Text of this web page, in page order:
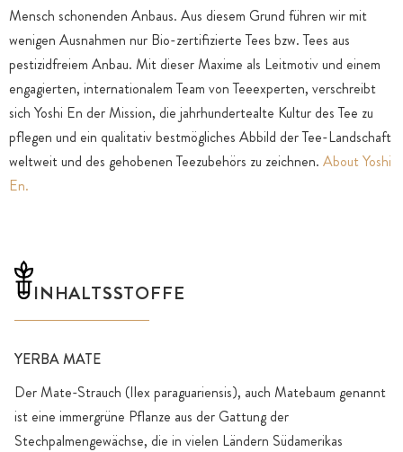
Mensch schonenden Anbaus. Aus diesem Grund führen wir mit
wenigen Ausnahmen nur Bio-zertifizierte Tees bzw. Tees aus
pestizidfreiem Anbau. Mit dieser Maxime als Leitmotiv und einem
engagierten, internationalem Team von Teeexperten, verschreibt
sich Yoshi En der Mission, die jahrhundertealte Kultur des Tee zu
pflegen und ein qualitativ bestmögliches Abbild der Tee-Landschaft
weltweit und des gehobenen Teezubehörs zu zeichnen. About Yoshi
En.
INHALTSSTOFFE
YERBA MATE
Der Mate-Strauch (Ilex paraguariensis), auch Matebaum genannt
ist eine immergrüne Pflanze aus der Gattung der
Stechpalmengewächse, die in vielen Ländern Südamerikas